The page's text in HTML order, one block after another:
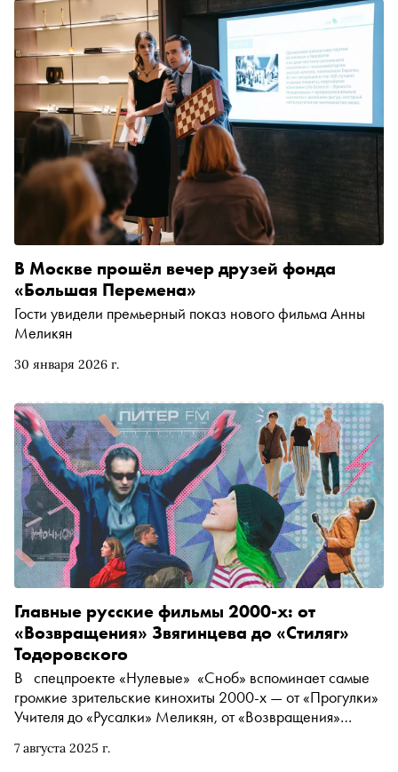
30 января 2026 г.
В Москве прошёл вечер друзей фонда
«Большая Перемена»
Гости увидели премьерный показ нового фильма Анны
Меликян
7 августа 2025 г.
Главные русские фильмы 2000-х: от
«Возвращения» Звягинцева до «Стиляг»
Тодоровского
В спецпроекте «Нулевые» «Сноб» вспоминает самые
громкие зрительские кинохиты 2000-х — от «Прогулки»
Учителя до «Русалки» Меликян, от «Возвращения»
от «Ночного дозора» Бекмамбетова до «Стиляг»